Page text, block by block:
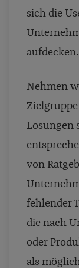
sich die
aufdecken.
Nehmen
Lösungen
von
fehlender
die nach
oder
als